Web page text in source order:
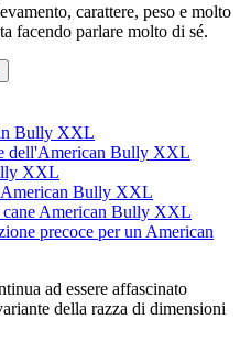
carattere, peso e molto
facendo parlare molto di sé.
Bully XXL
dell'American Bully XXL
XXL
Bully XXL
cane American Bully XXL
precoce per un American
ad essere affascinato
della razza di dimensioni